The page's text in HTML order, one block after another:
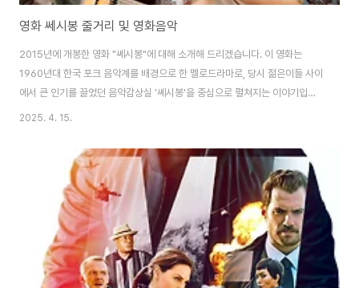
영화 쎄시봉 줄거리 및 영화음악
2015년에 개봉한 영화 "쎄시봉"에 대해 소개해 드리겠습니다. 이 영화는
1960년대 한국 포크 음악계를 배경으로 한 멜로드라마로, 당시 젊은이들 사이
에서 큰 인기를 끌었던 음악감상실 '쎄시봉'을 중심으로 펼쳐지는 이야기입니
다.영화 개요제목: 쎄시봉개봉일: 2015년 2월 5일감독: 김현석주요 출연진:
봉"은 1960년대 후반 서울 무교동에 위치한 음악감상실 '쎄시봉'을 배경으로,
젊은이들 사이에서 포크 음악 열풍을 일으켰던 인물들의 이야기를 담고 있습니
다. 이 영화는 실제 인물들과 허구의 이야기가 혼합된 팩션(faction)으로, 당시
의 문화적 배경과 음악적 열정을 생생하게 그려냅니다.영화의 주인공인 윤형주
(강하늘)와 송..
2025. 4. 15.